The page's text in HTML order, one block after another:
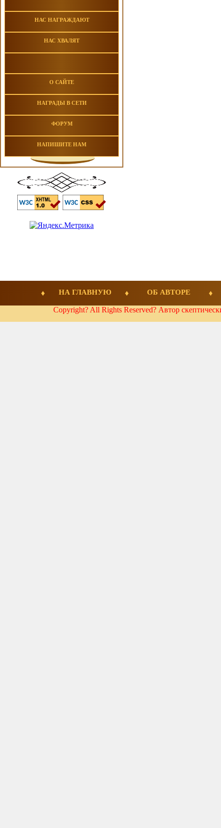
НАС НАГРАЖДАЮТ
НАС ХВАЛЯТ
О САЙТЕ
НАГРАДЫ В СЕТИ
ФОРУМ
НАПИШИТЕ НАМ
НА ГЛАВНУЮ ОБ АВТОРЕ
Copyright? All Rights Reserved? Автор